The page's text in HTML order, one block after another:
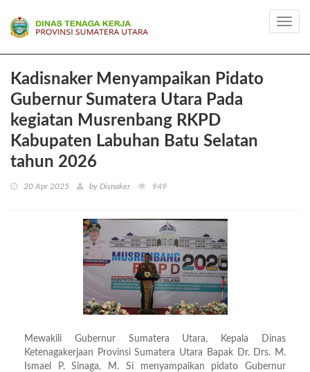
Kadisnaker Menyampaikan Pidato
Gubernur Sumatera Utara Pada
kegiatan Musrenbang RKPD
Kabupaten Labuhan Batu Selatan
tahun 2026
20 Apr 2025 by Disnaker 949
Mewakili Gubernur Sumatera Utara, Kepala Dinas
Ketenagakerjaan Provinsi Sumatera Utara Bapak Dr. Drs. M.
Ismael P. Sinaga, M. Si menyampaikan pidato Gubernur